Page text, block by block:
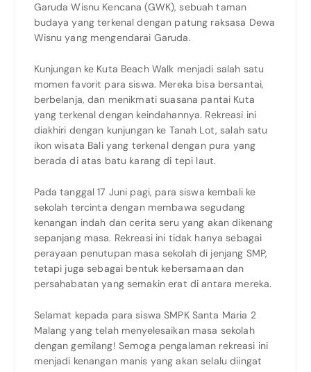
Garuda Wisnu Kencana (GWK), sebuah taman
budaya yang terkenal dengan patung raksasa Dewa
Wisnu yang mengendarai Garuda.
Kunjungan ke Kuta Beach Walk menjadi salah satu
momen favorit para siswa. Mereka bisa bersantai,
berbelanja, dan menikmati suasana pantai Kuta
yang terkenal dengan keindahannya. Rekreasi ini
diakhiri dengan kunjungan ke Tanah Lot, salah satu
ikon wisata Bali yang terkenal dengan pura yang
berada di atas batu karang di tepi laut.
Pada tanggal 17 Juni pagi, para siswa kembali ke
sekolah tercinta dengan membawa segudang
kenangan indah dan cerita seru yang akan dikenang
sepanjang masa. Rekreasi ini tidak hanya sebagai
perayaan penutupan masa sekolah di jenjang SMP,
tetapi juga sebagai bentuk kebersamaan dan
persahabatan yang semakin erat di antara mereka.
Selamat kepada para siswa SMPK Santa Maria 2
Malang yang telah menyelesaikan masa sekolah
dengan gemilang! Semoga pengalaman rekreasi ini
menjadi kenangan manis yang akan selalu diingat